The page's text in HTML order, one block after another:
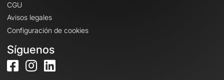
CGU
Avisos legales
Configuración de cookies
Síguenos